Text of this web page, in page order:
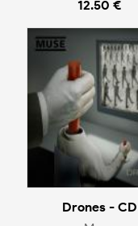
12.50 €
Drones - CD